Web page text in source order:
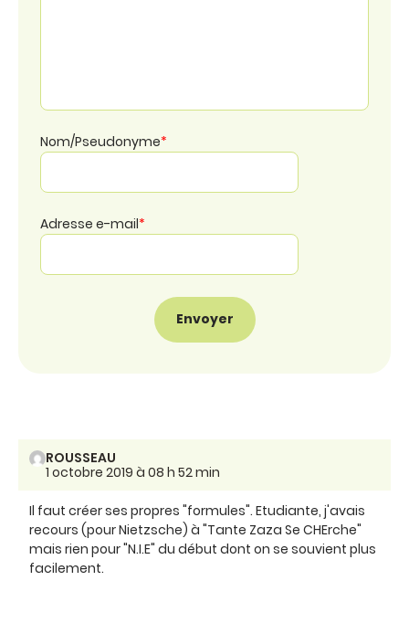
Nom/Pseudonyme*
Adresse e-mail*
ROUSSEAU
1 octobre 2019 à 08 h 52 min
Il faut créer ses propres "formules". Etudiante, j'avais
recours (pour Nietzsche) à "Tante Zaza Se CHErche"
mais rien pour "N.I.E" du début dont on se souvient plus
facilement.